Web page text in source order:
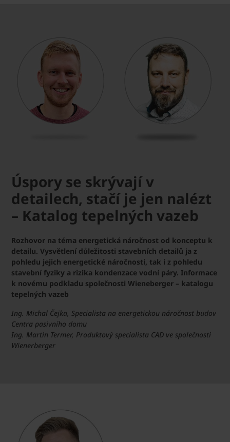
Úspory se skrývají v
detailech, stačí je jen nalézt
– Katalog tepelných vazeb
Rozhovor na téma energetická náročnost od konceptu k
detailu. Vysvětlení důležitosti stavebních detailů ja z
pohledu jejich energetické náročnosti, tak i z pohledu
stavební fyziky a rizika kondenzace vodní páry. Informace
k novému podkladu společnosti Wieneberger – katalogu
tepelných vazeb
Ing. Michal Čejka, Specialista na energetickou náročnost budov
Centra pasivního domu
Ing. Martin Termer, Produktový specialista CAD ve společnosti
Wienerberger